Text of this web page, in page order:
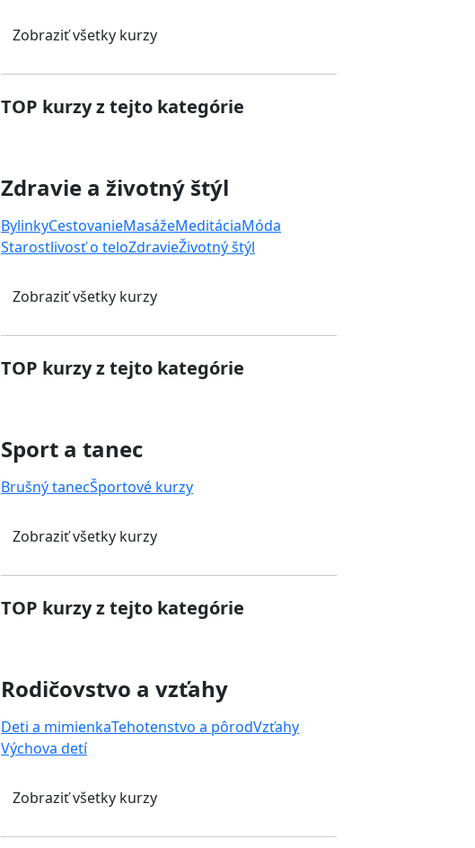
Zobraziť všetky kurzy
TOP kurzy z tejto kategórie
Zdravie a životný štýl
BylinkyCestovanieMasážeMeditáciaMóda
Starostlivosť o teloZdravieŽivotný štýl
Zobraziť všetky kurzy
TOP kurzy z tejto kategórie
Sport a tanec
Brušný tanecŠportové kurzy
Zobraziť všetky kurzy
TOP kurzy z tejto kategórie
Rodičovstvo a vzťahy
Deti a mimienkaTehotenstvo a pôrodVzťahy
Výchova detí
Zobraziť všetky kurzy